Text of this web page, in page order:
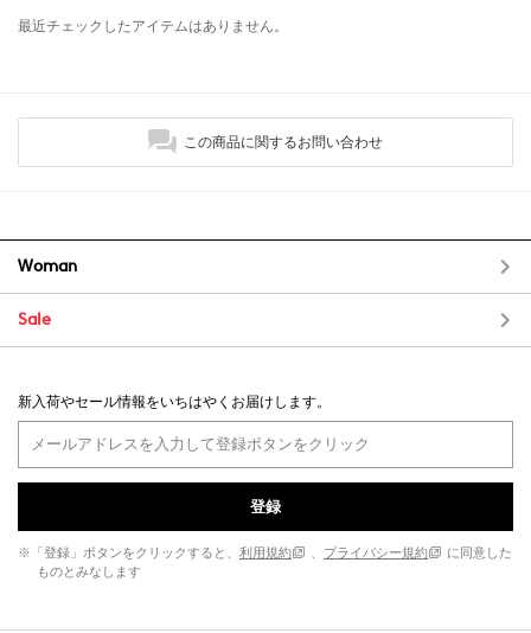
最近チェックしたアイテムはありません。
この商品に関するお問い合わせ
Woman
Sale
新入荷やセール情報をいちはやくお届けします。
登録
※「登録」ボタンをクリックすると、 利用規約 、 プライバシー規約
に同意した
ものとみなします